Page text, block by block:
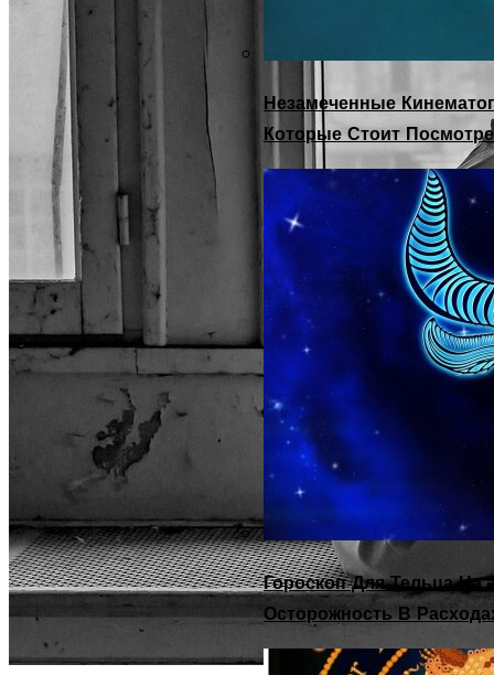
Незамеченные
Которые Стоит
Гороскоп Для Тельца На
Осторожность В